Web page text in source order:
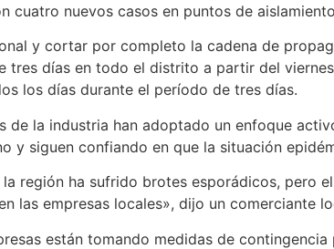
cuatro nuevos casos en puntos de
y cortar por completo la cadena de
tres días en todo el distrito a partir del
los días durante el período de tres días.
de la industria han adoptado un enfoque
y siguen confiando en que la situación
región ha sufrido brotes esporádicos, pero
las empresas locales», dijo un comerciante
están tomando medidas de